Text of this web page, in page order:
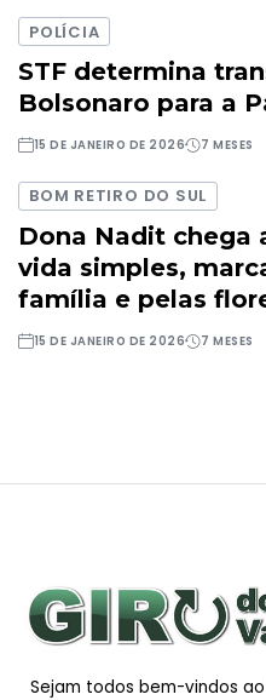
POLÍCIA
STF determina
Bolsonaro para a
15 DE JANEIRO DE 2026 7 MESES
BOM RETIRO DO SUL
Dona Nadit chega
vida simples,
família e pelas
15 DE JANEIRO DE 2026 7 MESES
Sejam todos bem-vindos